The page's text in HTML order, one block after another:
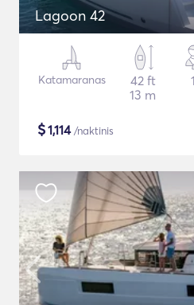
Lagoon 42
Katamaranas
42 ft
13 m
$1,114/naktinis